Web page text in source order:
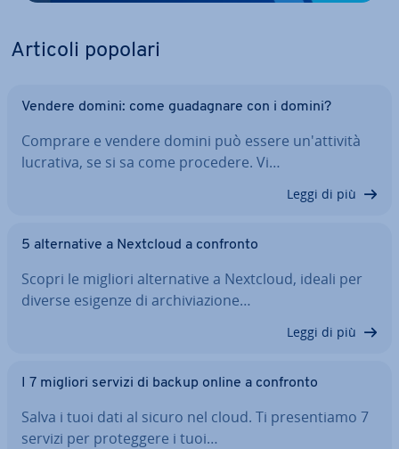
Articoli popolari
Vendere domini: come gua­da­gna­re con i domini?
Comprare e vendere domini può essere un'at­ti­vi­tà
lucrativa, se si sa come procedere. Vi…
Leggi di più
5 al­ter­na­ti­ve a Nextcloud a confronto
Scopri le migliori al­ter­na­ti­ve a Nextcloud, ideali per
diverse esigenze di ar­chi­via­zio­ne…
Leggi di più
I 7 migliori servizi di backup online a confronto
Salva i tuoi dati al sicuro nel cloud. Ti pre­sen­tia­mo 7
servizi per pro­teg­ge­re i tuoi…